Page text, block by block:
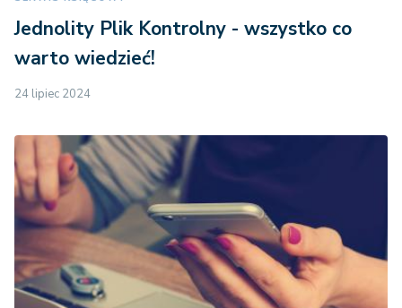
Jednolity Plik Kontrolny - wszystko co
warto wiedzieć!
24 lipiec 2024